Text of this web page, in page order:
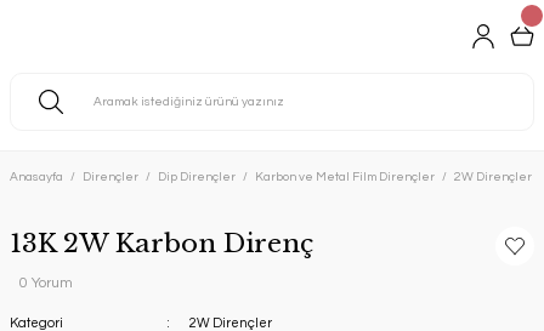
Anasayfa Dirençler Dip Dirençler Karbon ve Metal Film Dirençler 2W Dirençler
13K 2W Karbon Direnç
0 Yorum
Kategori
2W Dirençler